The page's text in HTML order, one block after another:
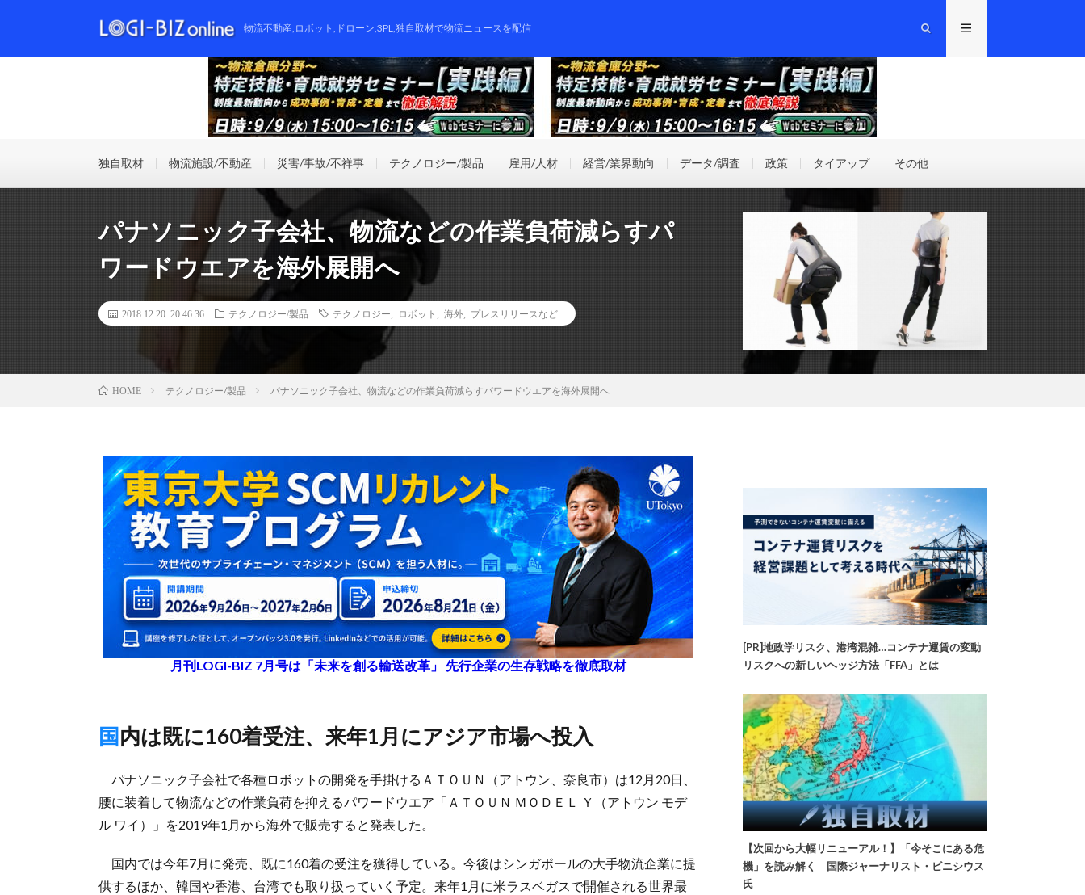
物流不動産,ロボット,ドローン,3PL,独自取材で物流ニュースを配信
独自取材 物流施設/不動産 災害/事故/不祥事 テクノロジー/製品 雇用/人材 経営/業界動向 データ/調査 政策 タイアップ その他
パナソニック子会社、物流などの作業負荷減らすパ
ワードウエアを海外展開へ
2018.12.20 20:46:36 テクノロジー/製品 テクノロジー ロボット 海外 プレスリリースなど
HOME テクノロジー/製品 パナソニック子会社、物流などの作業負荷減らすパワードウエアを海外展開へ
月刊LOGI-BIZ 7月号は「未来を創る輸送改革」 先行企業の生存戦略を徹底取材
国内は既に160着受注、来年1月にアジア市場へ投入
パナソニック子会社で各種ロボットの開発を手掛けるＡＴＯＵＮ（アトウン、奈良市）は12月20日、
腰に装着して物流などの作業負荷を抑えるパワードウエア「ＡＴＯＵＮ ＭＯＤＥＬ Ｙ（アトウン モデ
ル ワイ）」を2019年1月から海外で販売すると発表した。
国内では今年7月に発売、既に160着の受注を獲得している。今後はシンガポールの大手物流企業に提
供するほか、韓国や香港、台湾でも取り扱っていく予定。来年1月に米ラスベガスで開催される世界最
[PR]地政学リスク、港湾混雑…コンテナ運賃の変動
リスクへの新しいヘッジ方法「FFA」とは
【次回から大幅リニューアル！】「今そこにある危
機」を読み解く 国際ジャーナリスト・ビニシウス
氏